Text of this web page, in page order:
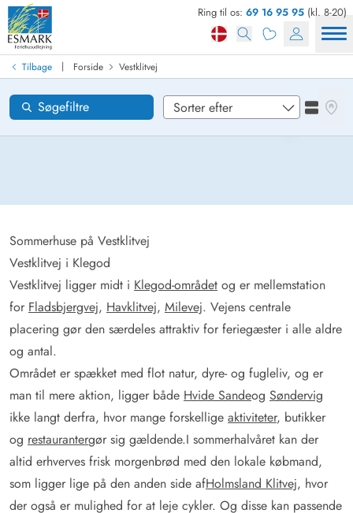
Ring til os: 69 16 95 95 (kl. 8-20)
Tilbage | Forside Vestklitvej
Vestklitvej
Sommerhuse på Vestklitvej
Vestklitvej i Klegod
Vestklitvej ligger midt i Klegod-området og er mellemstation
for Fladsbjergvej, Havklitvej, Milevej. Vejens centrale
placering gør den særdeles attraktiv for feriegæster i alle aldre
og antal.
Området er spækket med flot natur, dyre- og fugleliv, og er
man til mere aktion, ligger både Hvide Sandeog Søndervig
ikke langt derfra, hvor mange forskellige aktiviteter, butikker
og restaurantergør sig gældende.I sommerhalvåret kan der
altid erhverves frisk morgenbrød med den lokale købmand,
som ligger lige på den anden side afHolmsland Klitvej, hvor
der også er mulighed for at leje cykler. Og disse kan passende
Søgefiltre
Se
Find sommerhus
Ankomst
Områder